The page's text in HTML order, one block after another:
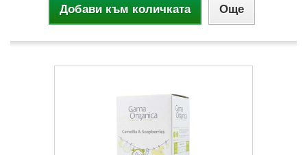
Добави към количката Още